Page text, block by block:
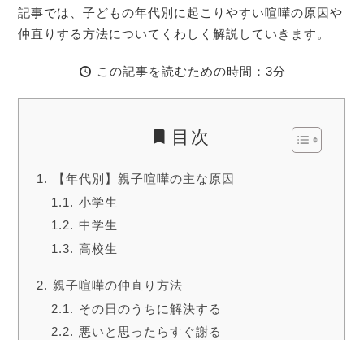
記事では、子どもの年代別に起こりやすい喧嘩の原因や
仲直りする方法についてくわしく解説していきます。
この記事を読むための時間：3分
目次
【年代別】親子喧嘩の主な原因
小学生
中学生
高校生
親子喧嘩の仲直り方法
その日のうちに解決する
悪いと思ったらすぐ謝る